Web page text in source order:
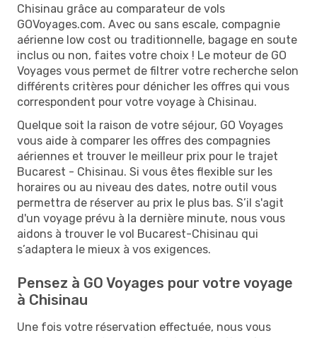
Chisinau grâce au comparateur de vols
GOVoyages.com. Avec ou sans escale, compagnie
aérienne low cost ou traditionnelle, bagage en soute
inclus ou non, faites votre choix ! Le moteur de GO
Voyages vous permet de filtrer votre recherche selon
différents critères pour dénicher les offres qui vous
correspondent pour votre voyage à Chisinau.
Quelque soit la raison de votre séjour, GO Voyages
vous aide à comparer les offres des compagnies
aériennes et trouver le meilleur prix pour le trajet
Bucarest - Chisinau. Si vous êtes flexible sur les
horaires ou au niveau des dates, notre outil vous
permettra de réserver au prix le plus bas. S’il s'agit
d'un voyage prévu à la dernière minute, nous vous
aidons à trouver le vol Bucarest-Chisinau qui
s’adaptera le mieux à vos exigences.
Pensez à GO Voyages pour votre voyage
à Chisinau
Une fois votre réservation effectuée, nous vous